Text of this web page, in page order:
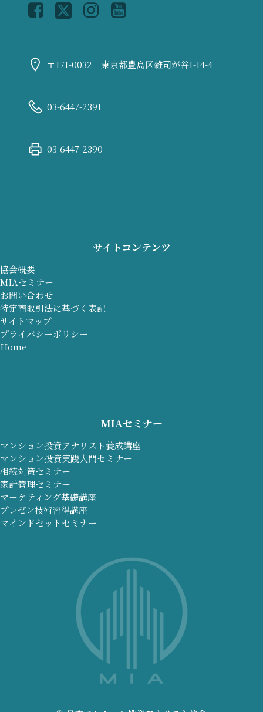
〒171-0032 東京都豊島区雑司が谷1-14-4
03-6447-2391
03-6447-2390
サイトコンテンツ
協会概要
MIAセミナー
お問い合わせ
特定商取引法に基づく表記
サイトマップ
プライバシーポリシー
Home
MIAセミナー
マンション投資アナリスト養成講座
マンション投資実践入門セミナー
相続対策セミナー
家計管理セミナー
マーケティング基礎講座
プレゼン技術習得講座
マインドセットセミナー